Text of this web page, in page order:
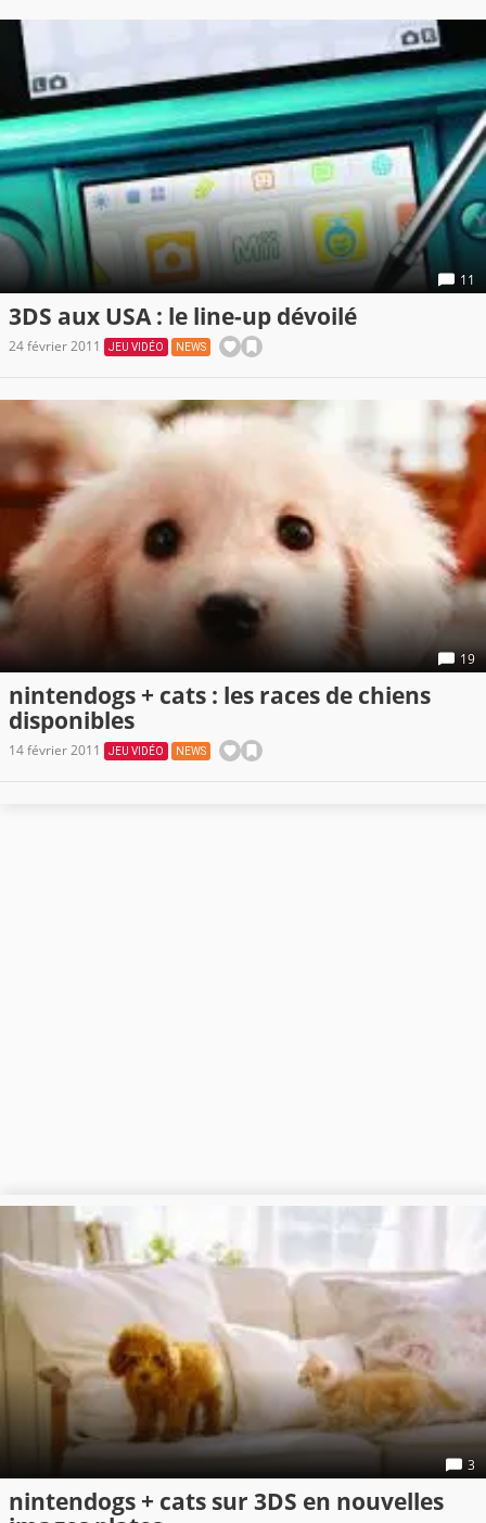
11
3DS aux USA : le line-up dévoilé
24 février 2011 JEU VIDÉO NEWS
19
nintendogs + cats : les races de chiens
disponibles
14 février 2011 JEU VIDÉO NEWS
3
nintendogs + cats sur 3DS en nouvelles